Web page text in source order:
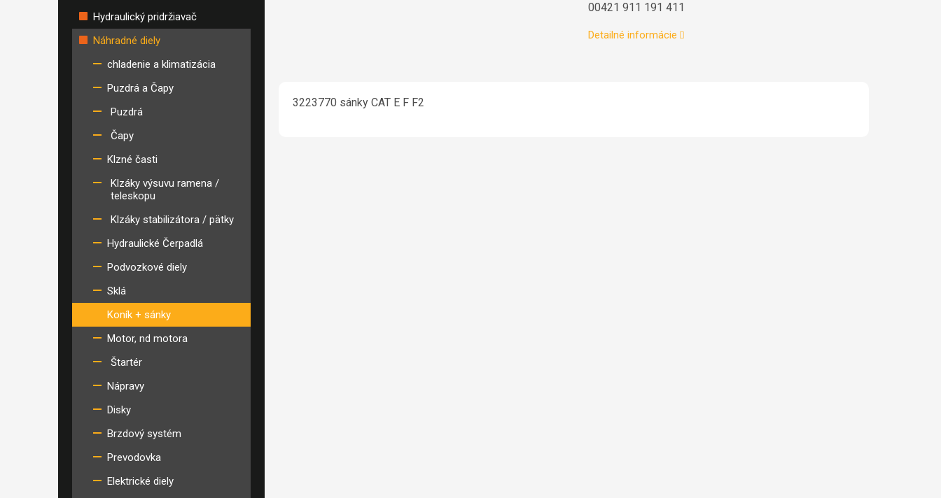
Hydraulický pridržiavač
Náhradné diely
chladenie a klimatizácia
Puzdrá a Čapy
Puzdrá
Čapy
Klzné časti
Klzáky výsuvu ramena /
teleskopu
Klzáky stabilizátora / pätky
Hydraulické Čerpadlá
Podvozkové diely
Sklá
Koník + sánky
Motor, nd motora
Štartér
Nápravy
Disky
Brzdový systém
Prevodovka
Elektrické diely
00421 911 191 411
Detailné informácie
3223770 sánky CAT E F F2